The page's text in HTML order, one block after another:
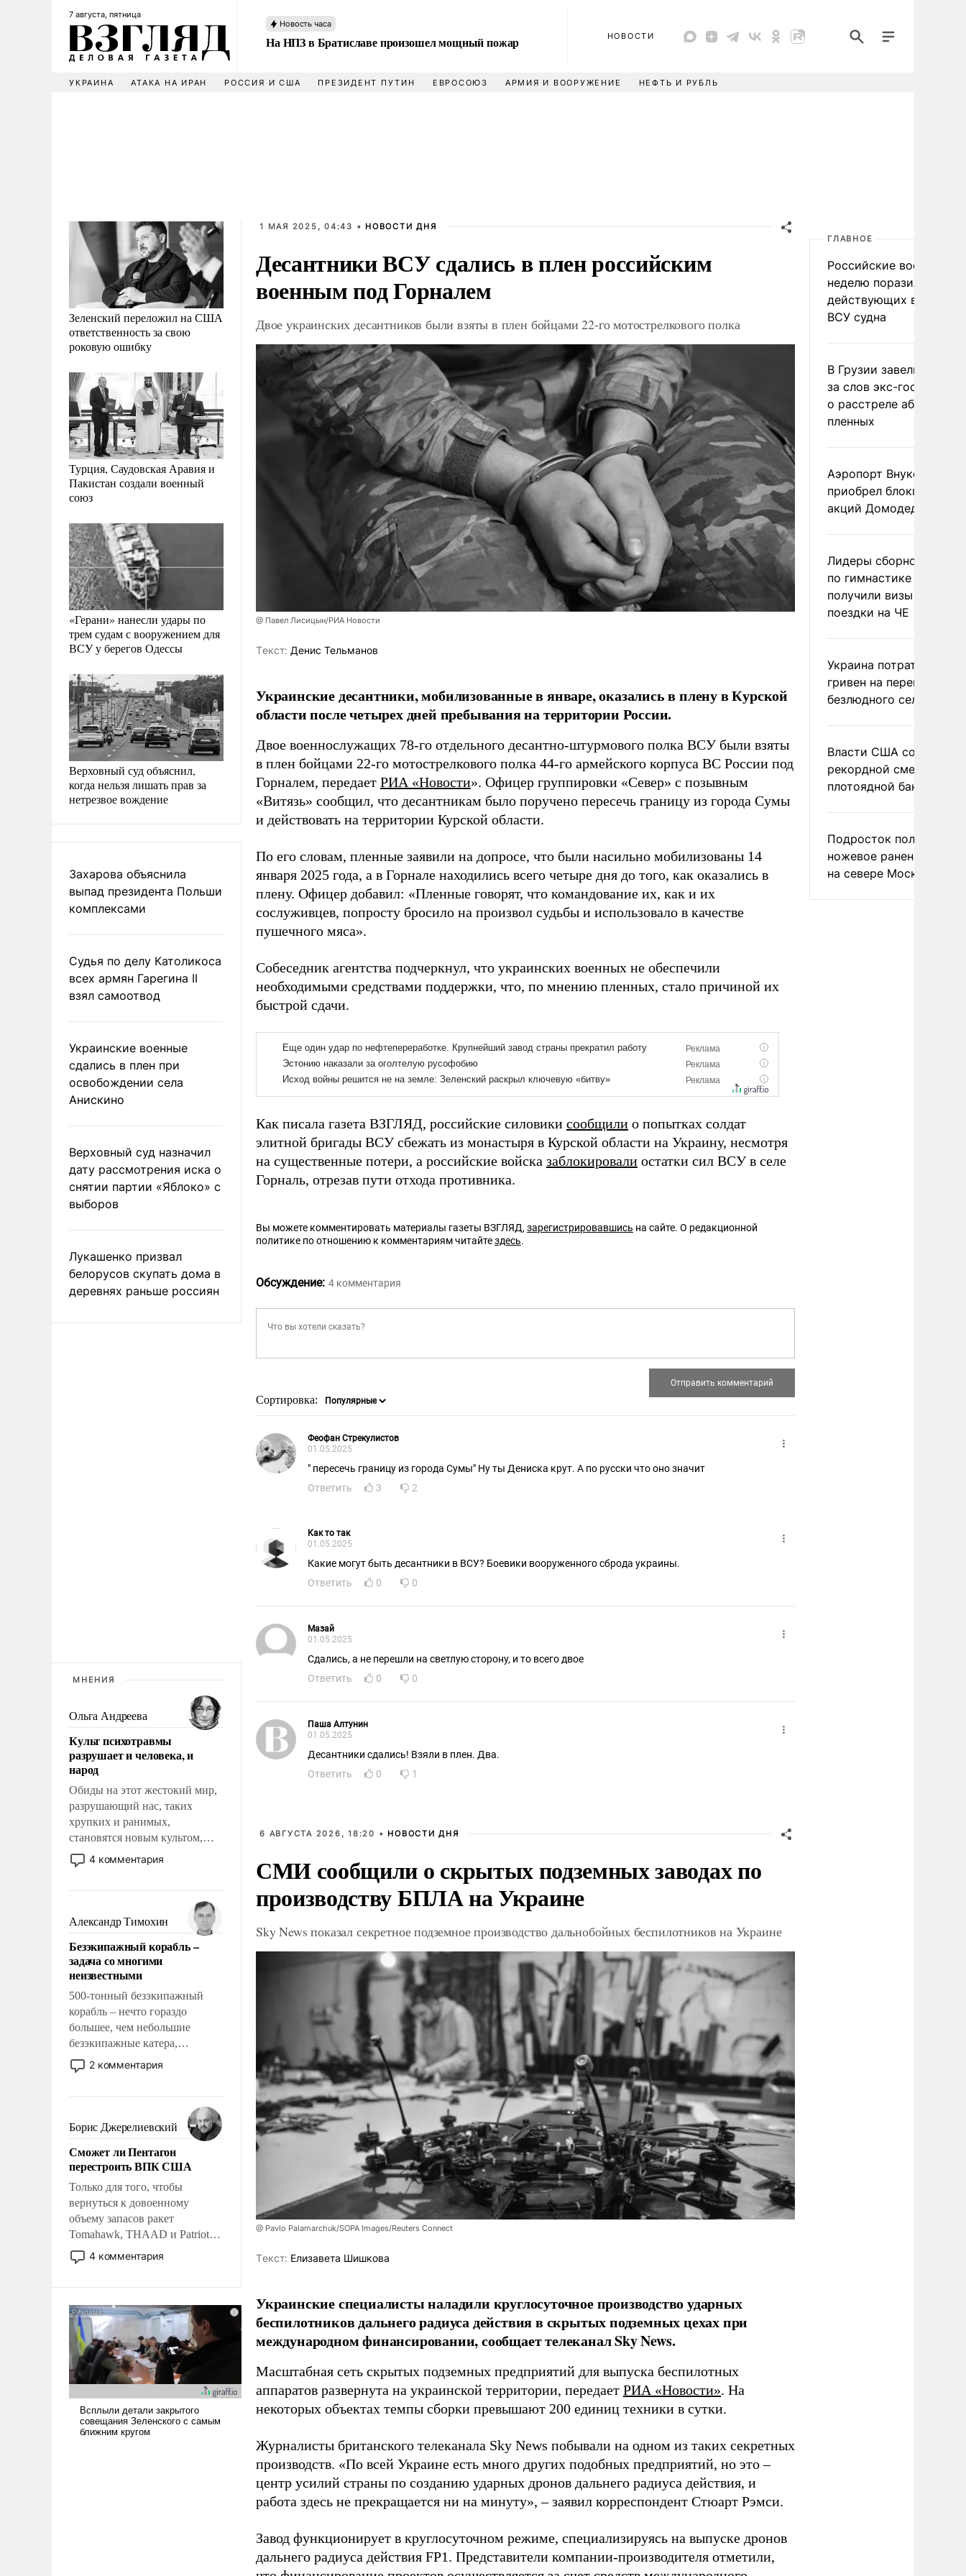
7 августа, пятница
Новость часа
На НПЗ в Братиславе произошел мощный пожар НОВОСТИ
УКРАИНА АТАКА НА ИРАН РОССИЯ И США ПРЕЗИДЕНТ ПУТИН ЕВРОСОЮЗ АРМИЯ И ВООРУЖЕНИЕ НЕФТЬ И РУБЛЬ
Зеленский переложил на США
ответственность за свою
роковую ошибку
Турция, Саудовская Аравия и
Пакистан создали военный
союз
«Герани» нанесли удары по
трем судам с вооружением для
ВСУ у берегов Одессы
Верховный суд объяснил,
когда нельзя лишать прав за
нетрезвое вождение
Захарова объяснила
выпад президента Польши
комплексами
Судья по делу Католикоса
всех армян Гарегина II
взял самоотвод
Украинские военные
сдались в плен при
освобождении села
Анискино
Верховный суд назначил
дату рассмотрения иска о
снятии партии «Яблоко» с
выборов
Лукашенко призвал
белорусов скупать дома в
деревнях раньше россиян
МНЕНИЯ
Ольга Андреева
Культ психотравмы
разрушает и человека, и
народ
Обиды на этот жестокий мир,
разрушающий нас, таких
хрупких и ранимых,
становятся новым культом,
постепенно вытесняя и
отменяя традиционное
мужественным и твердым под
ударами судьбы, брать на себя
ответственность, помогать
слабым, идти вперед и
адаптироваться.
4 комментария
Александр Тимохин
Безэкипажный корабль –
задача со многими
неизвестными
500-тонный безэкипажный
корабль – нечто гораздо
большее, чем небольшие
безэкипажные катера,
применение которых уже
стало обыденностью. Задача по
сложна и амбициозна. Однако
и ее реализация радикально
поднимет наши боевые
возможности.
2 комментария
Борис Джерелиевский
Сможет ли Пентагон
перестроить ВПК США
Только для того, чтобы
вернуться к довоенному
объему запасов ракет
Tomahawk, THAAD и Patriot
США потребуется более трех
лет. Даже небольшая война с
Сложившаяся ситуация
означает многолетний период
уязвимости США, например,
перед Китаем.
4 комментария
1 МАЯ 2025, 04:43 • НОВОСТИ ДНЯ
Десантники ВСУ сдались в плен российским
военным под Горналем
Двое украинских десантников были взяты в плен бойцами 22-го мотострелкового полка
@ Павел Лисицын/РИА Новости
Tекст: Денис Тельманов
Украинские десантники, мобилизованные в январе, оказались в плену в Курской
области после четырех дней пребывания на территории России.
Двое военнослужащих 78-го отдельного десантно-штурмового полка ВСУ были взяты
в плен бойцами 22-го мотострелкового полка 44-го армейского корпуса ВС России под
Горналем, передает РИА «Новости». Офицер группировки «Север» с позывным
«Витязь» сообщил, что десантникам было поручено пересечь границу из города Сумы
и действовать на территории Курской области.
По его словам, пленные заявили на допросе, что были насильно мобилизованы 14
января 2025 года, а в Горнале находились всего четыре дня до того, как оказались в
плену. Офицер добавил: «Пленные говорят, что командование их, как и их
сослуживцев, попросту бросило на произвол судьбы и использовало в качестве
пушечного мяса».
Собеседник агентства подчеркнул, что украинских военных не обеспечили
необходимыми средствами поддержки, что, по мнению пленных, стало причиной их
быстрой сдачи.
Как писала газета ВЗГЛЯД, российские силовики сообщили о попытках солдат
элитной бригады ВСУ сбежать из монастыря в Курской области на Украину, несмотря
на существенные потери, а российские войска заблокировали остатки сил ВСУ в селе
Горналь, отрезав пути отхода противника.
Вы можете комментировать материалы газеты ВЗГЛЯД,зарегистрировавшись на сайте. О редакционной
политике по отношению к комментариям читайтездесь.
Обсуждение: 4 комментария
Сортировка:
Феофан Стрекулистов
01.05.2025
" пересечь границу из города Сумы" Ну ты Дениска крут. А по русски что оно значит
Ответить
3 2
Как то так
01.05.2025
Какие могут быть десантники в ВСУ? Боевики вооруженного сброда украины.
Ответить
0 0
Мазай
01.05.2025
Сдались, а не перешли на светлую сторону, и то всего двое
Ответить
0 0
Паша Алтунин
01.05.2025
Десантники сдались! Взяли в плен. Два.
Ответить
0 1
6 АВГУСТА 2026, 18:20 • НОВОСТИ ДНЯ
СМИ сообщили о скрытых подземных заводах по
производству БПЛА на Украине
Sky News показал секретное подземное производство дальнобойных беспилотников на Украине
@ Pavlo Palamarchuk/SOPA Images/Reuters Connect
Tекст: Елизавета Шишкова
Украинские специалисты наладили круглосуточное производство ударных
беспилотников дальнего радиуса действия в скрытых подземных цехах при
международном финансировании, сообщает телеканал Sky News.
Масштабная сеть скрытых подземных предприятий для выпуска беспилотных
аппаратов развернута на украинской территории, передает РИА «Новости». На
некоторых объектах темпы сборки превышают 200 единиц техники в сутки.
Журналисты британского телеканала Sky News побывали на одном из таких секретных
производств. «По всей Украине есть много других подобных предприятий, но это –
центр усилий страны по созданию ударных дронов дальнего радиуса действия, и
работа здесь не прекращается ни на минуту», – заявил корреспондент Стюарт Рэмси.
Завод функционирует в круглосуточном режиме, специализируясь на выпуске дронов
дальнего радиуса действия FP1. Представители компании-производителя отметили,
ГЛАВНОЕ
Российские военные за
неделю поразили 34
действующих в
ВСУ судна
В Грузии завели дело
за слов экс-
о расстреле абхазских
пленных
Аэропорт Внуково
приобрел блокпакет
акций Домодедово
Лидеры сборной
по гимнастике не
получили визы для
поездки на ЧЕ
Украина потратила 1
гривен на
безлюдного села
Власти США сообщили
рекордной смертности
плотоядной бактерии
Подросток получил
ножевое ранение в
на севере Москвы